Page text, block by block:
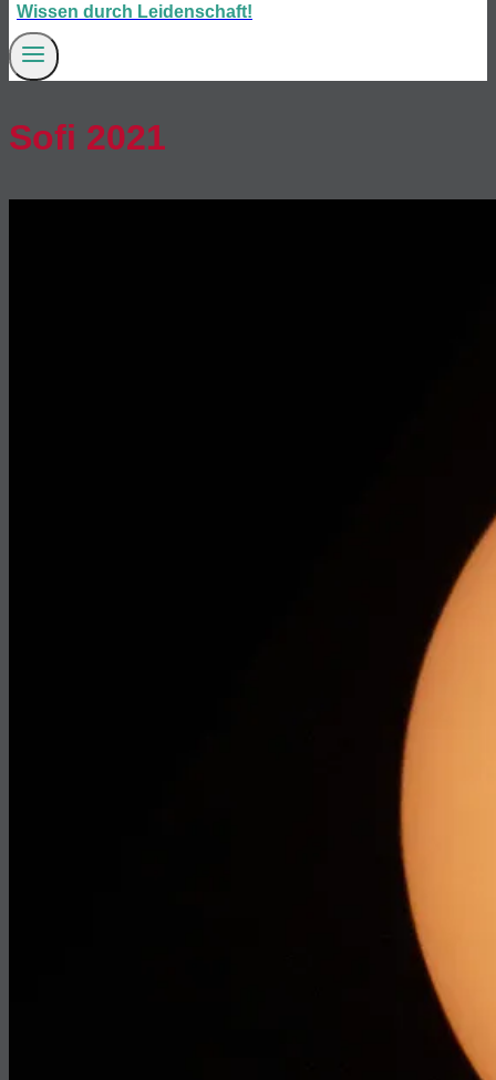
Wissen durch Leidenschaft!
Sofi 2021